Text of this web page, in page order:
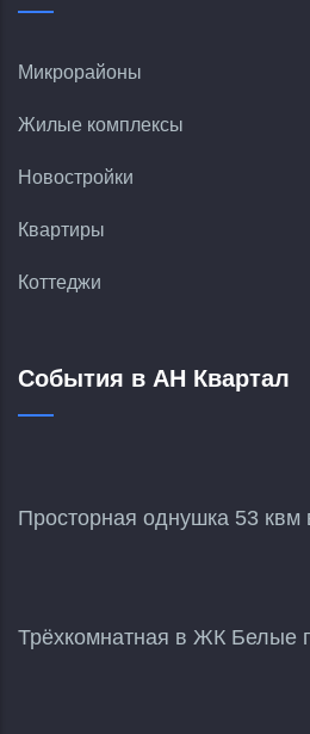
Микрорайоны
Жилые комплексы
Новостройки
Квартиры
Коттеджи
События в АН Квартал
Просторная однушка 53
Трёхкомнатная в ЖК Белые